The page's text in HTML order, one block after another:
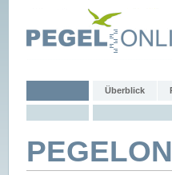
Überblick